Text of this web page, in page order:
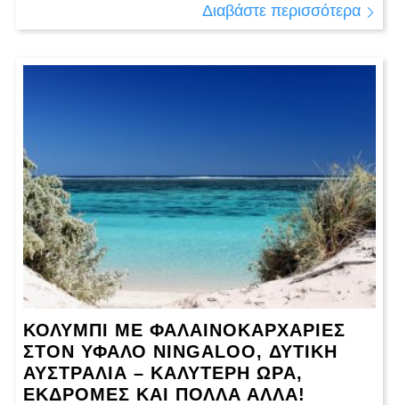
Διαβάστε περισσότερα
ΚΟΛΎΜΠΙ ΜΕ ΦΑΛΑΙΝΟΚΑΡΧΑΡΊΕΣ
ΣΤΟΝ ΎΦΑΛΟ NINGALOO, ΔΥΤΙΚΉ
ΑΥΣΤΡΑΛΊΑ – ΚΑΛΎΤΕΡΗ ΏΡΑ,
ΕΚΔΡΟΜΈΣ ΚΑΙ ΠΟΛΛΆ ΆΛΛΑ!